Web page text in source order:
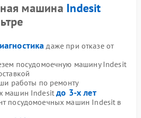
машина Indesit
даже при отказе от
посудомоечную машину Indesit
работы по ремонту
машин Indesitдо 3-х лет
посудомоечных машин Indesit в